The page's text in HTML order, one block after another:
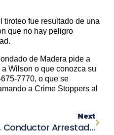
tiroteo fue resultado de una
que no hay peligro
de Madera pide a
Wilson o que conozca su
7770, o que se
a Crime Stoppers al
28 Años.
Next
Conductor Arrestado Tras Choque Mortal Entre Automóvil Y Ciclista En Palm Springs